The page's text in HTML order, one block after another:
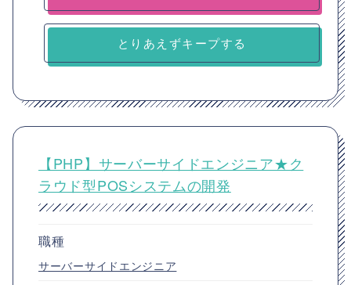
とりあえずキープする
【PHP】サーバーサイドエンジニア★ク
ラウド型POSシステムの開発
職種
サーバーサイドエンジニア